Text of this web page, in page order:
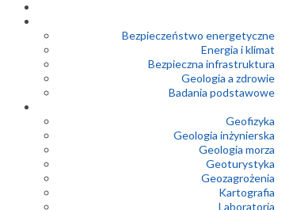
Bezpieczeństwo energetyczne
Energia i klimat
Bezpieczna infrastruktura
Geologia a zdrowie
Badania podstawowe
Geofizyka
Geologia inżynierska
Geologia morza
Geoturystyka
Geozagrożenia
Kartografia
Laboratoria